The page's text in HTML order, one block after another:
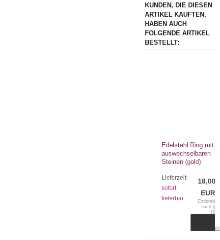
KUNDEN, DIE DIESEN
ARTIKEL KAUFTEN,
HABEN AUCH
FOLGENDE ARTIKEL
BESTELLT:
Edelstahl Ring mit
auswechselbaren
Steinen (gold)
Lieferzeit:
sofort
lieferbar
18,00
EUR
Endpreis
nach §
19